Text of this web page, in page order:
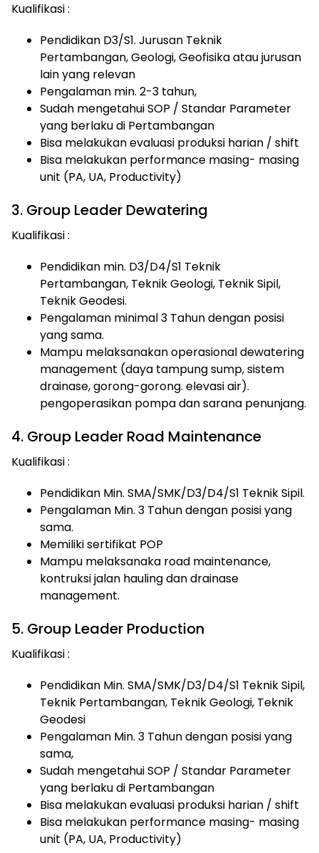
Kualifikasi :
Pendidikan D3/S1. Jurusan Teknik
Pertambangan, Geologi, Geofisika atau jurusan
lain yang relevan
Pengalaman min. 2-3 tahun,
Sudah mengetahui SOP / Standar Parameter
yang berlaku di Pertambangan
Bisa melakukan evaluasi produksi harian / shift
Bisa melakukan performance masing- masing
unit (PA, UA, Productivity)
3. Group Leader Dewatering
Kualifikasi :
Pendidikan min. D3/D4/S1 Teknik
Pertambangan, Teknik Geologi, Teknik Sipil,
Teknik Geodesi.
Pengalaman minimal 3 Tahun dengan posisi
yang sama.
Mampu melaksanakan operasional dewatering
management (daya tampung sump, sistem
drainase, gorong-gorong. elevasi air).
pengoperasikan pompa dan sarana penunjang.
4. Group Leader Road Maintenance
Kualifikasi :
Pendidikan Min. SMA/SMK/D3/D4/S1 Teknik Sipil.
Pengalaman Min. 3 Tahun dengan posisi yang
sama.
Memiliki sertifikat POP
Mampu melaksanaka road maintenance,
kontruksi jalan hauling dan drainase
management.
5. Group Leader Production
Kualifikasi :
Pendidikan Min. SMA/SMK/D3/D4/S1 Teknik Sipil,
Teknik Pertambangan, Teknik Geologi, Teknik
Geodesi
Pengalaman Min. 3 Tahun dengan posisi yang
sama,
Sudah mengetahui SOP / Standar Parameter
yang berlaku di Pertambangan
Bisa melakukan evaluasi produksi harian / shift
Bisa melakukan performance masing- masing
unit (PA, UA, Productivity)